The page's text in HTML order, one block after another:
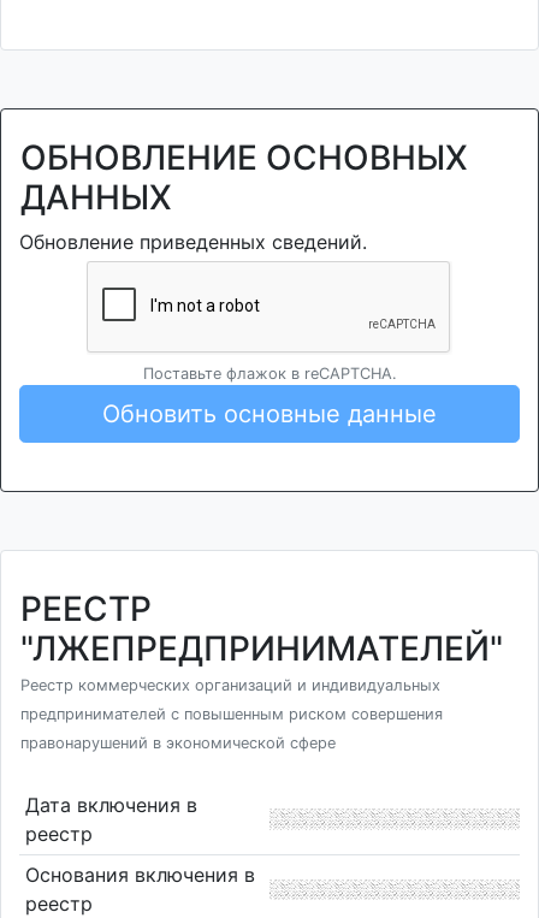
ОБНОВЛЕНИЕ ОСНОВНЫХ
ДАННЫХ
Обновление приведенных сведений.
Поставьте флажок в reCAPTCHA.
Обновить основные данные
РЕЕСТР
"ЛЖЕПРЕДПРИНИМАТЕЛЕЙ"
Реестр коммерческих организаций и индивидуальных
предпринимателей с повышенным риском совершения
правонарушений в экономической сфере
Дата включения в
реестр
Основания включения в
реестр